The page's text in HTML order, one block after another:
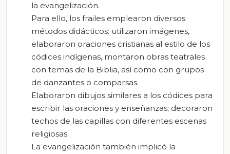
la evangelización.
Para ello, los frailes emplearon diversos
métodos didácticos: utilizaron imágenes,
elaboraron oraciones cristianas al estilo de los
códices indígenas, montaron obras teatrales
con temas de la Biblia, así como con grupos
de danzantes o comparsas.
Elaboraron dibujos similares a los códices para
escribir las oraciones y enseñanzas; decoraron
techos de las capillas con diferentes escenas
religiosas.
La evangelización también implicó la